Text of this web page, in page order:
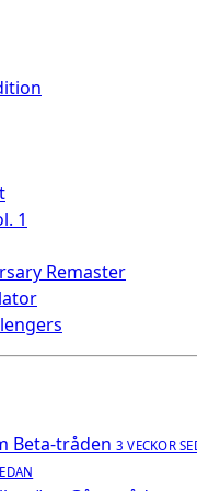
1
Remaster
Beta-tråden 3 VECKOR